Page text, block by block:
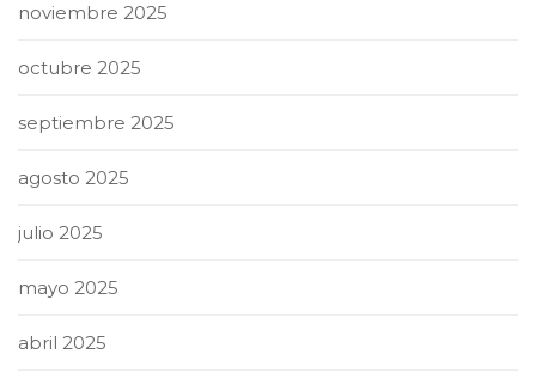
noviembre 2025
octubre 2025
septiembre 2025
agosto 2025
julio 2025
mayo 2025
abril 2025